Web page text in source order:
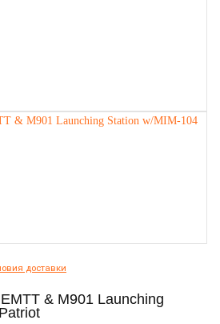
доставки
& M901 Launching